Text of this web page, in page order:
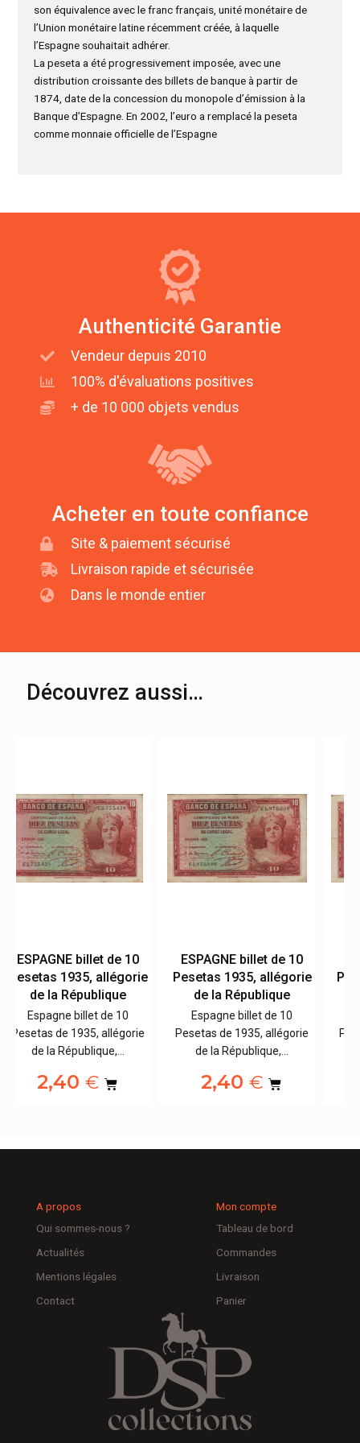
son équivalence avec le franc français, unité monétaire de
l’Union monétaire latine récemment créée, à laquelle
l’Espagne souhaitait adhérer.
La peseta a été progressivement imposée, avec une
distribution croissante des billets de banque à partir de
1874, date de la concession du monopole d’émission à la
Banque d’Espagne. En 2002, l’euro a remplacé la peseta
comme monnaie officielle de l’Espagne
Authenticité Garantie
Vendeur depuis 2010
100% d'évaluations positives
+ de 10 000 objets vendus
Acheter en toute confiance
Site & paiement sécurisé
Livraison rapide et sécurisée
Dans le monde entier
Découvrez aussi…
ESPAGNE billet de 10
Pesetas 1935, allégorie
de la République
Espagne billet de 10
Pesetas de 1935, allégorie
de la République,…
2,40€
ESPAGNE billet de 10
Pesetas 1935, allégorie
de la République
Espagne billet de 10
Pesetas de 1935, allégorie
de la République,…
2,40€
A propos
Qui sommes-nous ?
Actualités
Mentions légales
Contact
Mon compte
Tableau de bord
Commandes
Livraison
Panier